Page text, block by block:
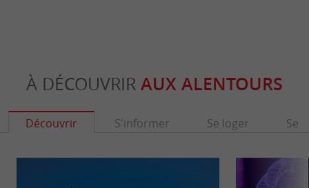
À DÉCOUVRIR AUX ALENTOURS
Découvrir S'informer Se loger Se